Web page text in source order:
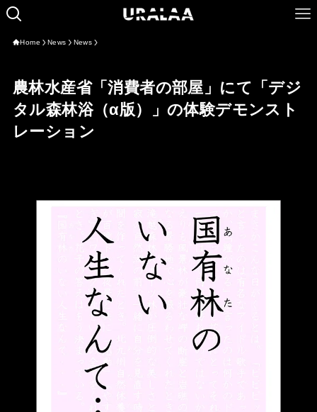
Home News News
農林水産省「消費者の部屋」にて「デジ
タル森林浴（α版）」の体験デモンスト
レーション